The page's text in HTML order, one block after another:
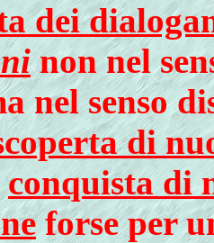
dei
non nel
nel senso
di
conquista di
forse per